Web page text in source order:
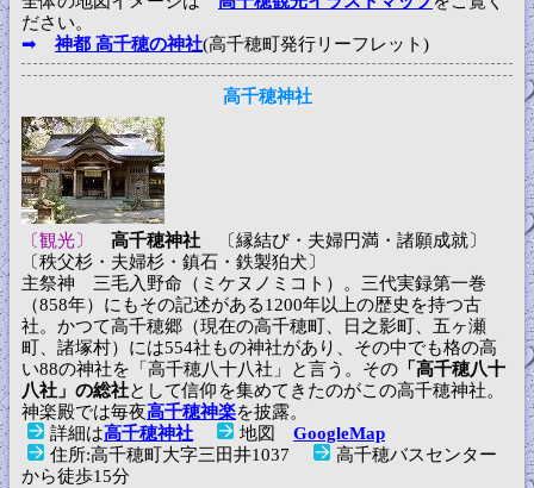
ださい。
➡
神都 高千穂の神社(高千穂町発行リーフレット)
高千穂神社
〔観光〕 高千穂神社 〔縁結び・夫婦円満・諸願成就〕
〔秩父杉・夫婦杉・鎮石・鉄製狛犬〕
主祭神 三毛入野命（ミケヌノミコト）。三代実録第一巻
（858年）にもその記述がある1200年以上の歴史を持つ古
社。かつて高千穂郷（現在の高千穂町、日之影町、五ヶ瀬
町、諸塚村）には554社もの神社があり、その中でも格の高
い88の神社を「高千穂八十八社」と言う。その 「高千穂八十
八社」の総社として信仰を集めてきたのがこの高千穂神社。
神楽殿では毎夜高千穂神楽を披露。
詳細は高千穂神社 地図 GoogleMap
住所:高千穂町大字三田井1037
高千穂バスセンター
から徒歩15分